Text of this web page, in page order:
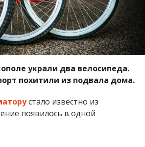
украли два велосипеда.
похитили из подвала дома.
стало известно из
появилось в одной